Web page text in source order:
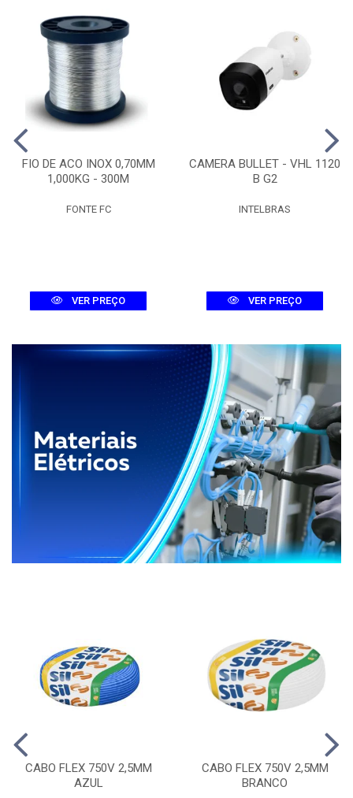
FIO DE ACO INOX 0,70MM
1,000KG - 300M
FONTE FC
VER PREÇO
CAMERA BULLET - VHL 1120
B G2
INTELBRAS
VER PREÇO
CABO FLEX 750V 2,5MM
AZUL
CABO FLEX 750V 2,5MM
BRANCO